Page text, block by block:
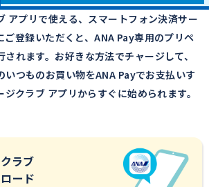
アプリで使える、スマートフォン決済サー
ご登録いただくと、ANA Pay専用のプリペ
れます。 お好きな方法でチャージして、
いつものお買い物をANA Payでお支払いす
ジクラブ アプリからすぐに始められます。
ラブ
ード